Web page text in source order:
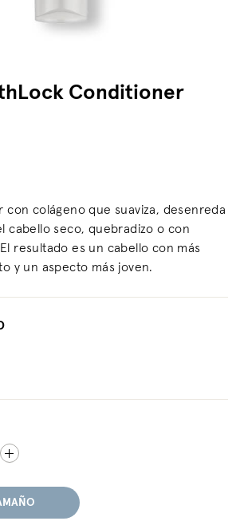
Conditioner
con colágeno que suaviza, desenreda
cabello seco, quebradizo o con
resultado es un cabello con más
y un aspecto más joven.